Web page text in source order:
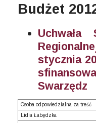
Budżet
Uchwała
stycznia
Swarzędz
Osoba odpowiedzialna za treść
Lidia Łabędzka